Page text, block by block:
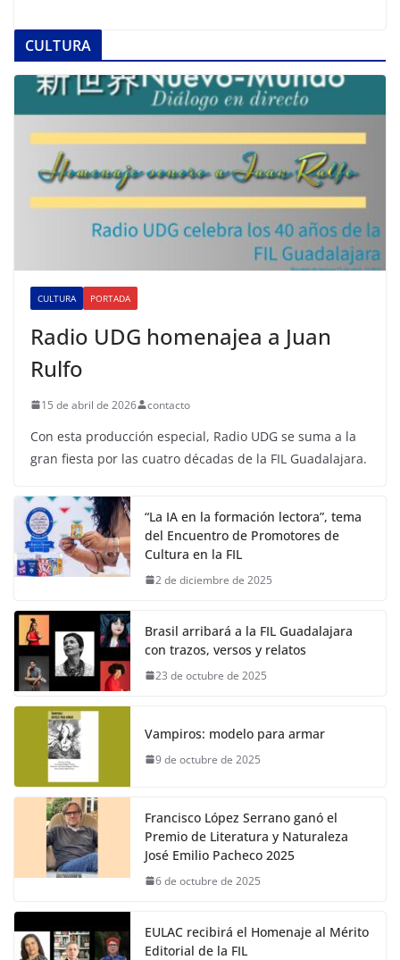
CULTURA
CULTURA PORTADA
Radio UDG homenajea a Juan
Rulfo
15 de abril de 2026 contacto
Con esta producción especial, Radio UDG se suma a la
gran fiesta por las cuatro décadas de la FIL Guadalajara.
“La IA en la formación lectora”, tema
del Encuentro de Promotores de
Cultura en la FIL
2 de diciembre de 2025
Brasil arribará a la FIL Guadalajara
con trazos, versos y relatos
23 de octubre de 2025
Vampiros: modelo para armar
9 de octubre de 2025
Francisco López Serrano ganó el
Premio de Literatura y Naturaleza
José Emilio Pacheco 2025
6 de octubre de 2025
EULAC recibirá el Homenaje al Mérito
Editorial de la FIL